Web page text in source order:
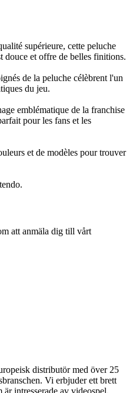
supérieure, cette peluche
douce et offre de belles finitions.
de la peluche célèbrent l'un
du jeu.
emblématique de la franchise
pour les fans et les
et de modèles pour trouver
att anmäla dig till vårt
distributör med över 25
Vi erbjuder ett brett
intresserade av videospel,